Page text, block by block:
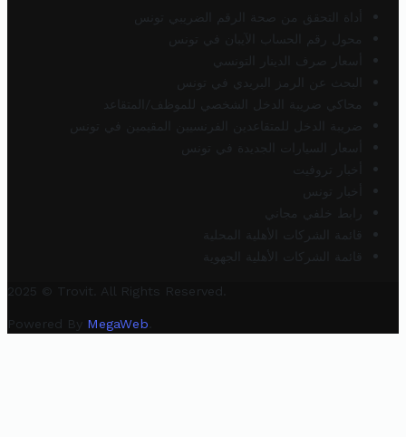
أداة التحقق من صحة الرقم الضريبي تونس
محول رقم الحساب الآيبان في تونس
أسعار صرف الدينار التونسي
البحث عن الرمز البريدي في تونس
محاكي ضريبة الدخل الشخصي للموظف/المتقاعد
ضريبة الدخل للمتقاعدين الفرنسيين المقيمين في تونس
أسعار السيارات الجديدة في تونس
أخبار تروفيت
أخبار تونس
رابط خلفي مجاني
قائمة الشركات الأهلية المحلية
قائمة الشركات الأهلية الجهوية
2025 © Trovit. All Rights Reserved.
Powered By MegaWeb